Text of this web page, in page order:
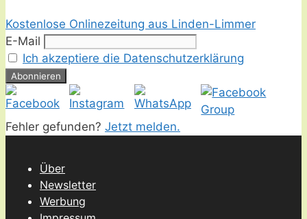
Kostenlose Onlinezeitung aus Linden-Limmer
E-Mail
Ich akzeptiere die Datenschutzerklärung
Fehler gefunden? Jetzt melden.
Über
Newsletter
Werbung